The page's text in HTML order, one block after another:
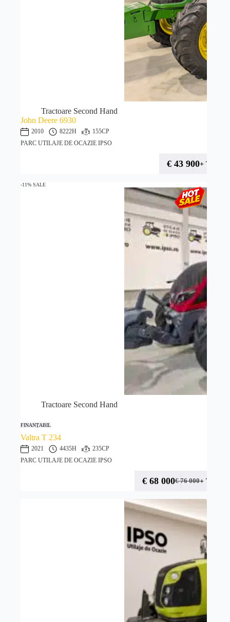
Tractoare Second Hand
John Deere 6930
2010 8222H
155CP
PARC UTILAJE DE OCAZIE IPSO
€ 43 900+ TVA
-11% SALE
Tractoare Second Hand
FINANȚABIL
Valtra T 234
2021 4435H
235CP
PARC UTILAJE DE OCAZIE IPSO
€76 000
€ 68 000 + TVA